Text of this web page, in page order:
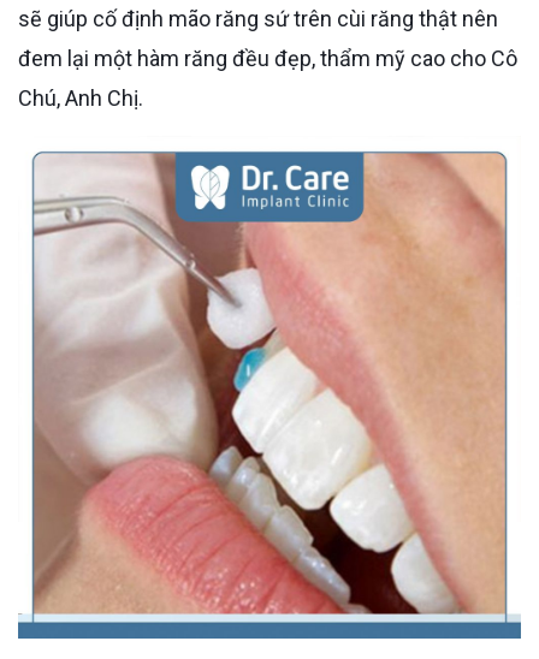
sẽ giúp cố định mão răng sứ trên cùi răng thật nên
đem lại một hàm răng đều đẹp, thẩm mỹ cao cho Cô
Chú, Anh Chị.